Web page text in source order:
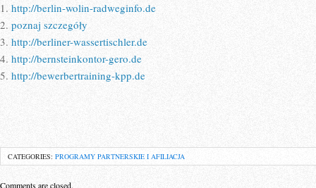
1. http://berlin-wolin-radweginfo.de
2. poznaj szczegóły
3. http://berliner-wassertischler.de
4. http://bernsteinkontor-gero.de
5. http://bewerbertraining-kpp.de
CATEGORIES: PROGRAMY PARTNERSKIE I AFILIACJA
Comments are closed.